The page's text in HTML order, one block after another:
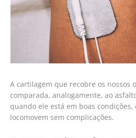
A cartilagem que recobre os nossos
comparada, analogamente, ao
quando ele está em boas condições,
locomovem sem complicações.